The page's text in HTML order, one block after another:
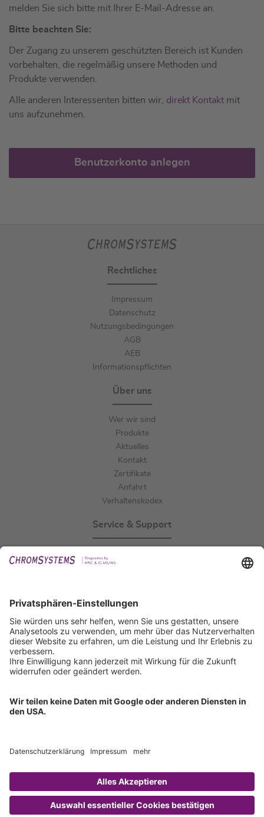
melden Sie sich bitte mit Ihrer E-Mail-Adresse an.
Bitte beachten Sie:
Der Zugang zu unserem geschützten Bereich ist Kunden
vorbehalten, die regelmäßig unsere Methoden und
Produkte verwenden.
Alle anderen Interessenten bitten wir, direkt Kontakt mit
uns aufzunehmen.
Benutzerkonto anlegen
Rechtliches
Impressum
Datenschutz
Nutzungsbedingungen
AGB
AEB
Informationspflichten
Über uns
Wer wir sind
Produkte
Aktuelles
Kontakt
Zertifikate
Anfahrt
Verhaltenskodex
Service & Support
IFU anfordern
Zertifizierungen
ISO 9001 Zertifikat